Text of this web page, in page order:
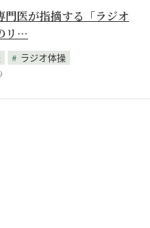
門医が指摘する「ラジオ
リ…
ラジオ体操